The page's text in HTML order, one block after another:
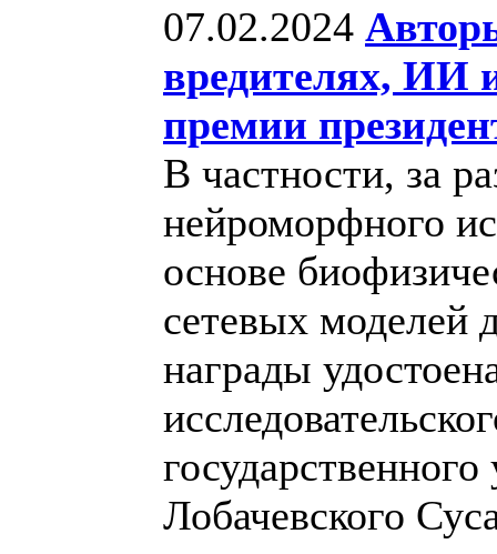
07.02.2024
вредителях, ИИ
премии
В частности, за
нейроморфного
основе
сетевых моделей
награды
Лобачевского